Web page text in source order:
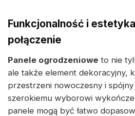
Funkcjonalność i
połączenie
Panele ogrodzeniowe to nie
ale także element dekoracyjny,
przestrzeni nowoczesny i
szerokiemu wyborowi
panele mogą być łatwo